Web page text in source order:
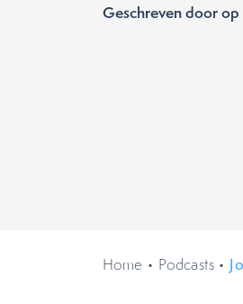
Geschreven doorop
Home • Podcasts •